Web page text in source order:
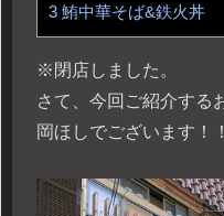
3 鮪中華そば&鉄火丼
※閉店しました。
さて、今回ご紹介する
岡ほしでございます！！